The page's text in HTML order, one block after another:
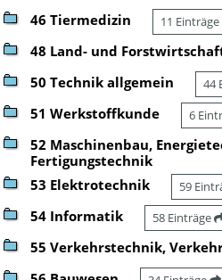
46 Tiermedizin 11 Einträge
48 Land- und
50 Technik allgemein 44
51 Werkstoffkunde 6
52 Maschinenbau,
Fertigungstechnik
53 Elektrotechnik 59
54 Informatik 58 Einträge
55 Verkehrstechnik,